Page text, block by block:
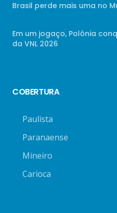
Brasil perde mais uma no
Em um jogaço, Polônia
da VNL 2026
COBERTURA
Paulista
Paranaense
Mineiro
Carioca